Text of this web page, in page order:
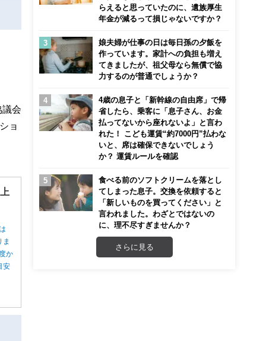
議会
ョ
ま
か
安
らえると思っていたのに、遺族厚生
年金が減るって損じゃないですか？
娘夫婦が仕事の日は毎日孫の夕飯を
作っています。家計への負担も増え
てきましたが、祖父母なら無償で協
力するのが普通でしょうか？
4歳の息子と「新幹線の自由席」で帰
省したら、乗客に「息子さん、お金
払ってないから座れないよ」と言わ
れた！ こども運賃“約7000円”払わな
いと、席は確保できないでしょう
か？ 運賃ルールを確認
食べる前のソフトクリームを落とし
てしまった息子。交換を依頼すると
「新しいものを買ってください」と
言われました。わざとではないの
に、理不尽すぎませんか？
さらに見る